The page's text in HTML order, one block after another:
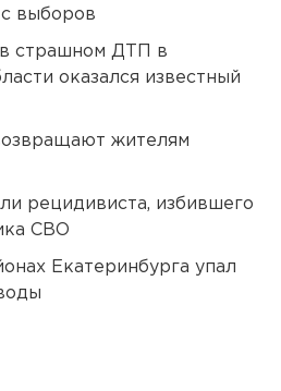
выборов
страшном ДТП в
оказался известный
жителям
рецидивиста, избившего
СВО
Екатеринбурга упал